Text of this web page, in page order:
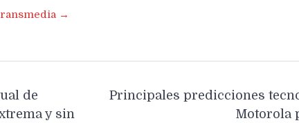
→
de
y sin
Principales predicciones
Motorola